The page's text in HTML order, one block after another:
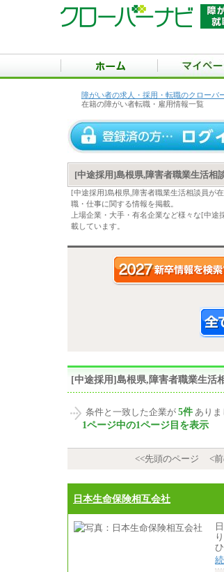
障がい者の求人・採用・転職のクローバ
在籍の障がい者転職・雇用情報一覧
[中途採用]島根県,障害者職業生活相
[中途採用]島根県,障害者職業生活相談員が
職・仕事に関する情報を掲載。
上場企業・大手・有名企業など様々な[中
載しています。
[中途採用]島根県,障害者職業生活
条件と一致した企業が 5件 ありま
1ページ中の1ページ目を表示
<<先頭のページ
<
日本生命保険相互会社